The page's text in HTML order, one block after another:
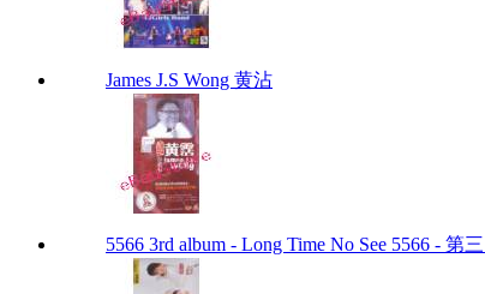
James J.S Wong 黄沾
5566 3rd album - Long Time No See 5566 - 第